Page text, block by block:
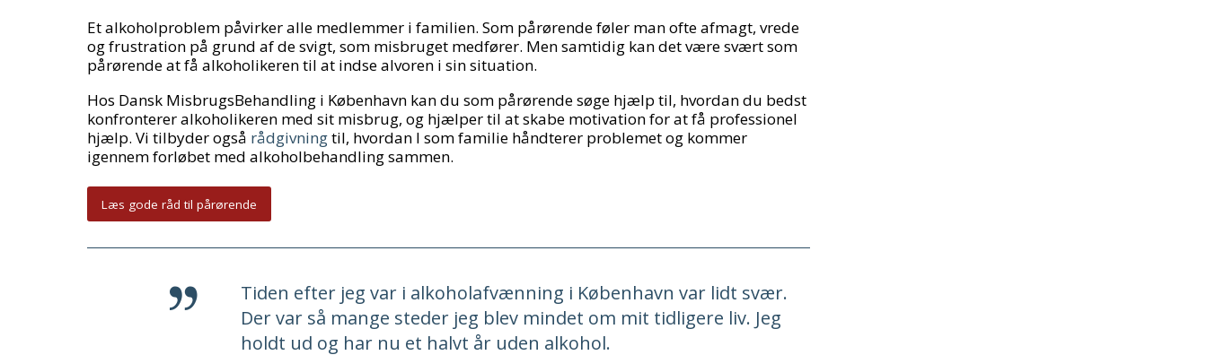
Et alkoholproblem påvirker alle medlemmer i familien. Som pårørende føler man ofte afmagt, vrede
og frustration på grund af de svigt, som misbruget medfører. Men samtidig kan det være svært som
pårørende at få alkoholikeren til at indse alvoren i sin situation.
Hos Dansk MisbrugsBehandling i København kan du som pårørende søge hjælp til, hvordan du bedst
konfronterer alkoholikeren med sit misbrug, og hjælper til at skabe motivation for at få professionel
hjælp. Vi tilbyder også rådgivningtil, hvordan I som familie håndterer problemet og kommer
igennem forløbet med alkoholbehandling sammen.
Læs gode råd til pårørende
Tiden efter jeg var i alkoholafvænning i København var lidt svær.
Der var så mange steder jeg blev mindet om mit tidligere liv. Jeg
holdt ud og har nu et halvt år uden alkohol.